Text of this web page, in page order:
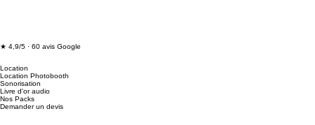
★ 4,9/5 · 60 avis Google
Location
Location Photobooth
Sonorisation
Livre d'or audio
Nos Packs
Demander un devis